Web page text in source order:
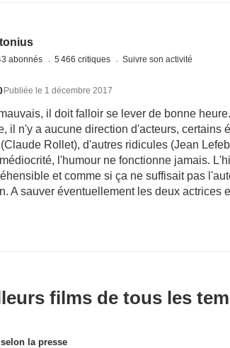
abonnés 5 466 critiques Suivre son activité
Publiée le 1 décembre 2017
il doit falloir se lever de bonne
il n'y a aucune direction d'acteurs, certains
Rollet), d'autres ridicules (Jean
l'humour ne fonctionne jamais.
et comme si ça ne suffisait pas
A sauver éventuellement les deux actrices
films de tous les
la presse